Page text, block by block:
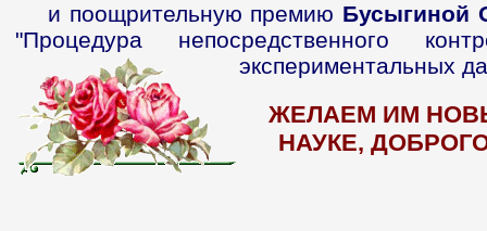
и поощрительную премию Бусыгиной
"Процедура непосредственного
экспериментальных
ЖЕЛАЕМ ИМ
НАУКЕ,